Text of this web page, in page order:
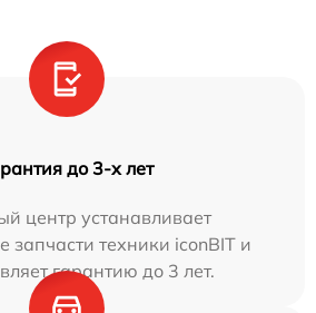
до 3-х лет
центр устанавливает
запчасти техники iconBIT и
гарантию до 3 лет.